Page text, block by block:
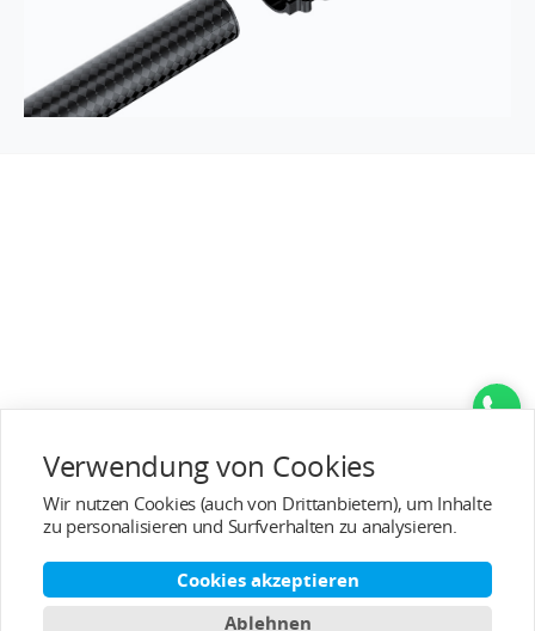
Beliebte Kategorien
Service/Unterstützung
Verwendung von Cookies
Wir nutzen Cookies (auch von Drittanbietern), um Inhalte
zu personalisieren und Surfverhalten zu analysieren.
Cookies akzeptieren
Ablehnen